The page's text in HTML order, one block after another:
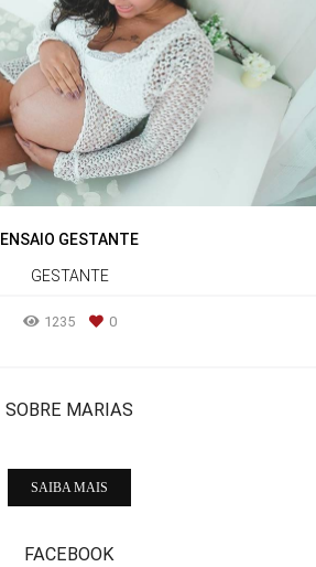
ENSAIO GESTANTE
GESTANTE
1235 0
SOBRE MARIAS
SAIBA MAIS
FACEBOOK